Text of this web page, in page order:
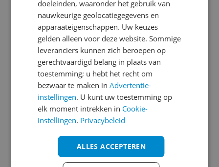
TRIXIE 39722 Reismand Vario - Zwart/Grijs
- 76x48x51 cm
Diersoort: Hond
Type product:Accessoires
v.a. € 75,43
3 prijzen
Ga naar goedkoopste
doeleinden, waaronder het gebruik van
nauwkeurige geolocatiegegevens en
apparaateigenschappen. Uw keuzes
gelden alleen voor deze website. Sommige
leveranciers kunnen zich beroepen op
gerechtvaardigd belang in plaats van
toestemming; u hebt het recht om
bezwaar te maken inAdvertentie-
instellingen. U kunt uw toestemming op
elk moment intrekken in Cookie-
instellingen. Privacybeleid
ALLES ACCEPTEREN